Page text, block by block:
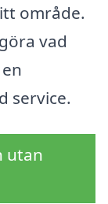
område.
vad
service.
utan